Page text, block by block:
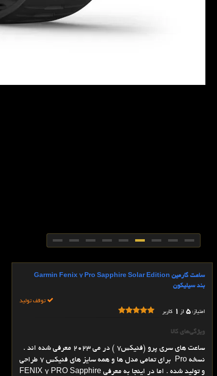
ساعت گارمین Garmin Fenix 7 Pro Sapphire Solar Edition
بند سیلیکون
توقف تولید
امتیاز:5 از 1 کاربر
ویژگی‌های کالا
ساعت های سری پرو (فنیکس7 ) در می 2023 معرفی شده اند .
نسخه Pro برای تمامی مدل ها و همه سایز های فنیکس 7 طراحی
و تولید شده . اما در اینجا به معرفی FENIX 7 PRO Sapphire